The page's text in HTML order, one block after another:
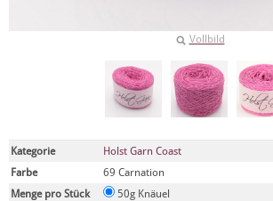
Vollbild
Kategorie
Holst Garn Coast
Farbe
69 Carnation
Menge pro Stück
50g Knäuel